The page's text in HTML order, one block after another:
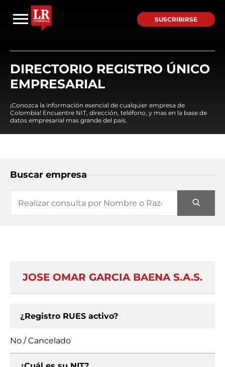
SUSCRIBIRSE
DIRECTORIO REGISTRO ÚNICO
EMPRESARIAL
¡Conozca la información esencial de cualquier empresa de
Colombia! Encuentre NIT, dirección, teléfono, y mas en la base de
datos empresarial mas grande del país.
Buscar empresa
JOSE OMAR GARCIA BAENA S.A.S.
¿Registro RUES activo?
No / Cancelado